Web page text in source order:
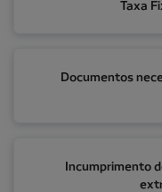
Taxa
Documentos
Incumprimento